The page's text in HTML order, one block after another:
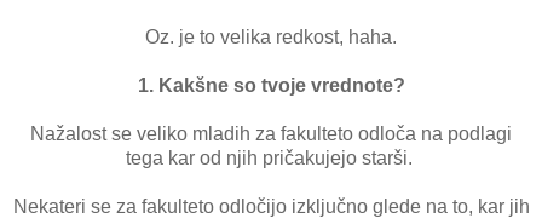
Oz. je to velika redkost, haha.
1. Kakšne so tvoje vrednote?
Nažalost se veliko mladih za fakulteto odloča na podlagi
tega kar od njih pričakujejo starši.
Nekateri se za fakulteto odločijo izključno glede na to, kar jih